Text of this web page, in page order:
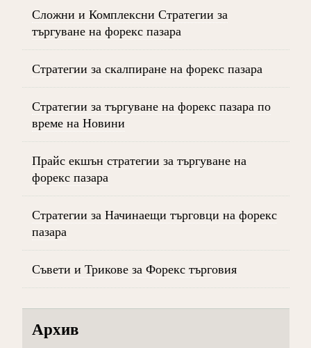
Сложни и Комплексни Стратегии за
търгуване на форекс пазара
Стратегии за скалпиране на форекс пазара
Стратегии за търгуване на форекс пазара по
време на Новини
Прайс екшън стратегии за търгуване на
форекс пазара
Стратегии за Начинаещи търговци на форекс
пазара
Съвети и Трикове за Форекс търговия
Архив